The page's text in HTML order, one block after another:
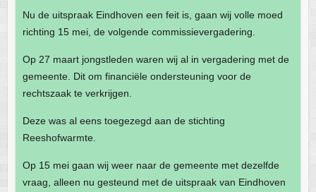
Nu de uitspraak Eindhoven een feit is, gaan wij volle moed
richting 15 mei, de volgende commissievergadering.
Op 27 maart jongstleden waren wij al in vergadering met de
gemeente. Dit om financiële ondersteuning voor de
rechtszaak te verkrijgen.
Deze was al eens toegezegd aan de stichting
Reeshofwarmte.
Op 15 mei gaan wij weer naar de gemeente met dezelfde
vraag, alleen nu gesteund met de uitspraak van Eindhoven